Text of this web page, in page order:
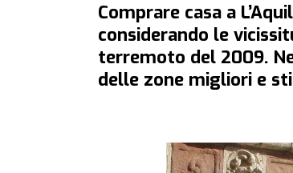
Comprare casa a
considerando le
terremoto del 2009.
delle zone migliori e